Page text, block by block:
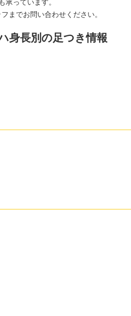
までお問い合わせください。
身長別の足つき情報